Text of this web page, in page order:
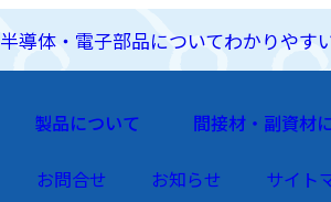
半導体・電子部品についてわかりやす
製品について 間接材・副資材
お問合せ お知らせ サイト